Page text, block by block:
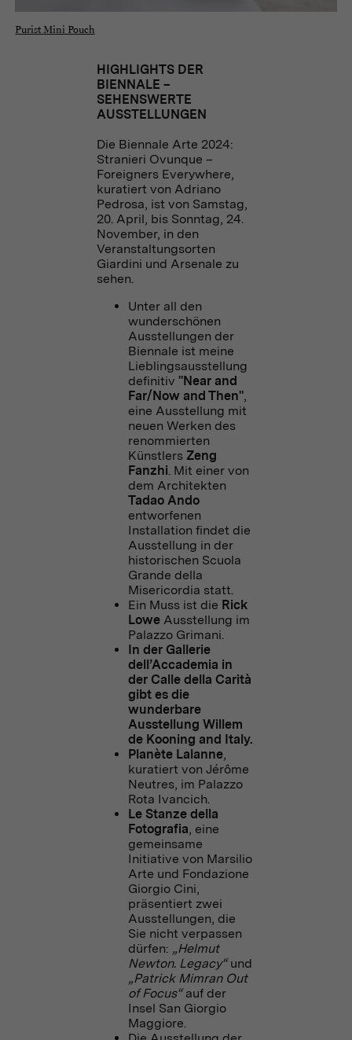
Purist Mini Pouch
HIGHLIGHTS DER
BIENNALE –
SEHENSWERTE
AUSSTELLUNGEN
Die Biennale Arte 2024:
Stranieri Ovunque –
Foreigners Everywhere,
kuratiert von Adriano
Pedrosa, ist von Samstag,
20. April, bis Sonntag, 24.
November, in den
Veranstaltungsorten
Giardini und Arsenale zu
sehen.
Unter all den
wunderschönen
Ausstellungen der
Biennale ist meine
Lieblingsausstellung
definitiv"Near and
Far/Now and Then",
eine Ausstellung mit
neuen Werken des
renommierten
Künstlers Zeng
Fanzhi. Mit einer von
dem Architekten
Tadao Ando
entworfenen
Installation findet die
Ausstellung in der
historischen Scuola
Grande della
Misericordia statt.
Ein Muss ist die Rick
Lowe Ausstellung im
Palazzo Grimani.
In der Gallerie
dell’Accademia in
der Calle della Carità
gibt es die
wunderbare
Ausstellung Willem
de Kooning and Italy.
Planète Lalanne,
kuratiert von Jérôme
Neutres, im Palazzo
Rota Ivancich.
Le Stanze della
Fotografia, eine
gemeinsame
Initiative von Marsilio
Arte und Fondazione
Giorgio Cini,
präsentiert zwei
Ausstellungen, die
Sie nicht verpassen
dürfen: „Helmut
Newton. Legacy“und
„Patrick Mimran Out
of Focus“auf der
Insel San Giorgio
Maggiore.